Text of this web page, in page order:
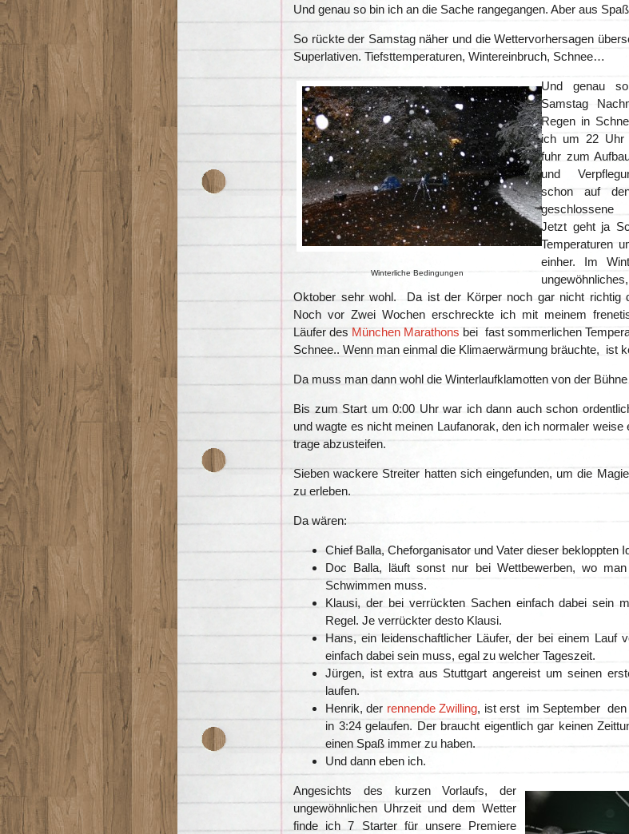
Und genau so bin ich an die Sache rangegangen. Aber aus
So rückte der Samstag näher und die Wettervorhersagen
Superlativen. Tiefsttemperaturen, Wintereinbruch, Schnee…
Winterliche Bedingungen
Und genau
Samstag
Regen in
ich um 22 Uhr
fuhr zum
und
schon auf
geschlossene
Jetzt geht ja
Temperaturen
einher. Im
Oktober sehr wohl. Da ist der Körper noch gar nicht richtig
Noch vor Zwei Wochen erschreckte ich mit meinem
Läufer des München Marathons bei fast sommerlichen
Schnee.. Wenn man einmal die Klimaerwärmung bräuchte, ist
Da muss man dann wohl die Winterlaufklamotten von der Bühne
Bis zum Start um 0:00 Uhr war ich dann auch schon
und wagte es nicht meinen Laufanorak, den ich normaler weise
trage abzusteifen.
Sieben wackere Streiter hatten sich eingefunden, um die
zu erleben.
Da wären:
Chief Balla, Cheforganisator und Vater dieser bekloppten
Doc Balla, läuft sonst nur bei Wettbewerben, wo
Schwimmen muss.
Klausi, der bei verrückten Sachen einfach dabei sein
Regel. Je verrückter desto Klausi.
Hans, ein leidenschaftlicher Läufer, der bei einem Lauf
einfach dabei sein muss, egal zu welcher Tageszeit.
Jürgen, ist extra aus Stuttgart angereist um seinen
laufen.
Henrik, der rennende Zwilling, ist erst im September den
in 3:24 gelaufen. Der braucht eigentlich gar keinen
einen Spaß immer zu haben.
Und dann eben ich.
Angesichts des kurzen Vorlaufs, der
ungewöhnlichen Uhrzeit und dem Wetter
finde ich 7 Starter für unsere Premiere